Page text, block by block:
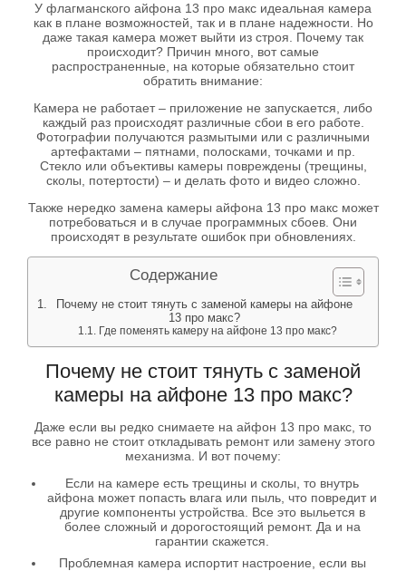
У флагманского айфона 13 про макс идеальная камера
как в плане возможностей, так и в плане надежности. Но
даже такая камера может выйти из строя. Почему так
происходит? Причин много, вот самые
распространенные, на которые обязательно стоит
обратить внимание:
Камера не работает – приложение не запускается, либо
каждый раз происходят различные сбои в его работе.
Фотографии получаются размытыми или с различными
артефактами – пятнами, полосками, точками и пр.
Стекло или объективы камеры повреждены (трещины,
сколы, потертости) – и делать фото и видео сложно.
Также нередко замена камеры айфона 13 про макс может
потребоваться и в случае программных сбоев. Они
происходят в результате ошибок при обновлениях.
Содержание
Почему не стоит тянуть с заменой камеры на айфоне
13 про макс?
Где поменять камеру на айфоне 13 про макс?
Почему не стоит тянуть с заменой
камеры на айфоне 13 про макс?
Даже если вы редко снимаете на айфон 13 про макс, то
все равно не стоит откладывать ремонт или замену этого
механизма. И вот почему:
Если на камере есть трещины и сколы, то внутрь
айфона может попасть влага или пыль, что повредит и
другие компоненты устройства. Все это выльется в
более сложный и дорогостоящий ремонт. Да и на
гарантии скажется.
Проблемная камера испортит настроение, если вы